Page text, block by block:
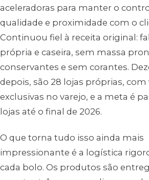
aceleradoras para manter o
qualidade e proximidade com o
Continuou fiel à receita original:
própria e caseira, sem massa
conservantes e sem corantes.
depois, são 28 lojas próprias, com
exclusivas no varejo, e a meta é
lojas até o final de 2026.
O que torna tudo isso ainda mais
impressionante é a logística
cada bolo. Os produtos são